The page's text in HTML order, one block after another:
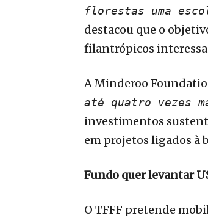
florestas uma
destacou que o
filantrópicos
A Minderoo
até quatro vezes
investimentos
em projetos ligados à
Fundo quer levantar
O TFFF pretende